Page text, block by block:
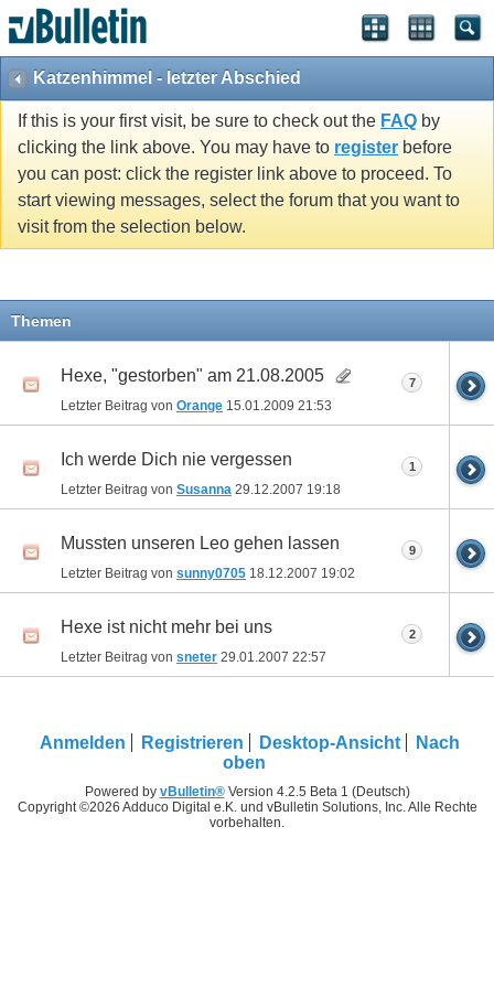
Katzenhimmel - letzter Abschied
If this is your first visit, be sure to check out the FAQ by
clicking the link above. You may have to register before
you can post: click the register link above to proceed. To
start viewing messages, select the forum that you want to
visit from the selection below.
Themen
Hexe, "gestorben" am 21.08.2005
Letzter Beitrag von Orange 15.01.2009 21:53
7
Ich werde Dich nie vergessen
Letzter Beitrag von Susanna 29.12.2007 19:18
1
Mussten unseren Leo gehen lassen
Letzter Beitrag von sunny0705 18.12.2007 19:02
9
Hexe ist nicht mehr bei uns
Letzter Beitrag von sneter 29.01.2007 22:57
2
Anmelden Registrieren Desktop-Ansicht
Nach
oben
Powered by vBulletin®Version 4.2.5 Beta 1 (Deutsch)
Copyright ©2026 Adduco Digital e.K. und vBulletin Solutions, Inc. Alle Rechte
vorbehalten.